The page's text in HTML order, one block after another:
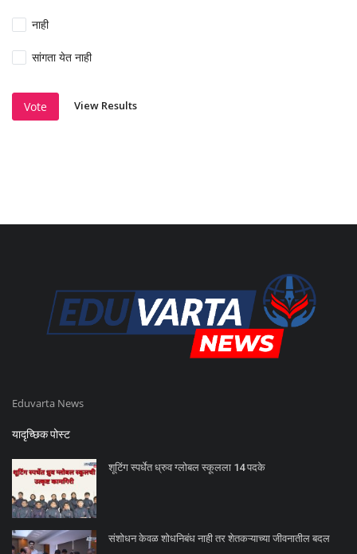
नाही
सांगता येत नाही
Vote View Results
Eduvarta News
यादृच्छिक पोस्ट
शूटिंग स्पर्धेत ध्रुव ग्लोबल स्कूलला 14 पदके
संशोधन केवळ शोधनिबंध नाही तर शेतकऱ्याच्या जीवनातील बदल